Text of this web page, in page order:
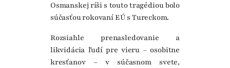
Osmanskej ríši s touto tragédiou bolo
súčasťou rokovaní EÚ s Tureckom.
Rozsiahle prenasledovanie a
likvidácia ľudí pre vieru – osobitne
kresťanov – v súčasnom svete,